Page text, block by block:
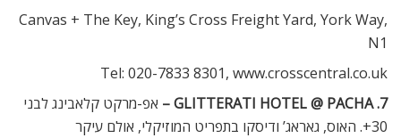
Canvas + The Key, King’s Cross Freight Yard, York Way,
N1
Tel: 020-7833 8301, www.crosscentral.co.uk
7. GLITTERATI HOTEL @ PACHA –
אפ-מרקט קלאבינג לבני
30+. האוס, גאראג’ ודיסקו בתפריט המוזיקלי, אולם עיקר